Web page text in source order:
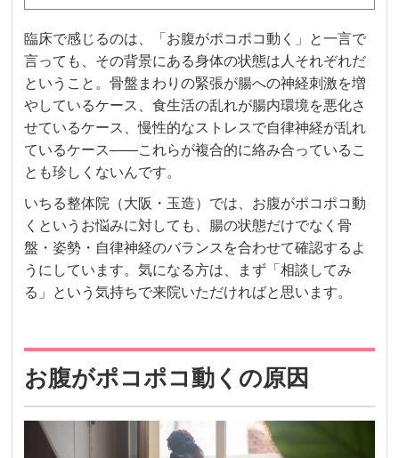
臨床で感じるのは、「お腹がポコポコ動く」と一言で
言っても、その背景にある身体の状態は人それぞれだ
ということ。骨盤まわりの緊張が腸への神経刺激を増
やしているケース、食生活の乱れが腸内環境を悪化さ
せているケース、慢性的なストレスで自律神経が乱れ
ているケース——これらが複合的に絡み合っているこ
とも珍しくないんです。
いちる整体院（大阪・玉造）では、お腹がポコポコ動
くというお悩みに対しても、腸の状態だけでなく骨
盤・姿勢・自律神経のバランスを合わせて確認するよ
うにしています。気になる方は、まず「相談してみ
る」という気持ちで来院いただければと思います。
お腹がポコポコ動くの原因